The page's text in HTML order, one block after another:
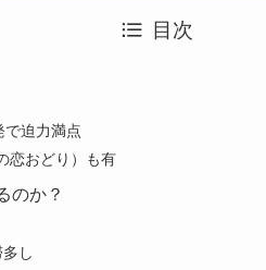
目次
で迫力満点
恋おどり）も有
のか？
し